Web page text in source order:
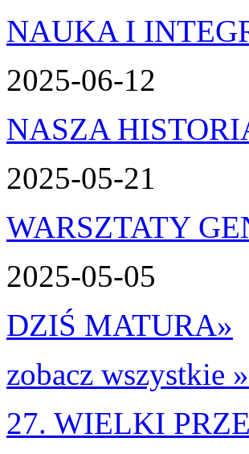
NAUKA I
2025-06-12
NASZA
2025-05-21
WARSZTATY
2025-05-05
DZIŚ MATURA»
zobacz wszystkie »
27. WIELKI